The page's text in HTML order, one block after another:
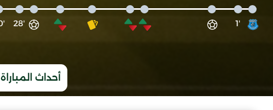
'1
'28
'30
أحداث المباراة